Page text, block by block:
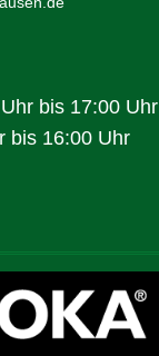
bis 17:00 Uhr
bis 16:00 Uhr